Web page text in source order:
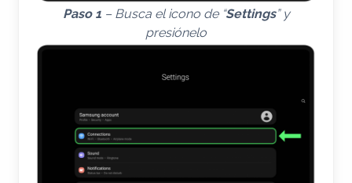
Paso 1– Busca el icono de “Settings” y
presiónelo